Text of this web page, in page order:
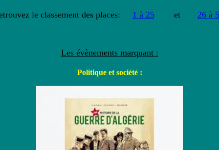
le classement des places: 1 à 25et 26 à
Les évènements marquant :
Politique et société :